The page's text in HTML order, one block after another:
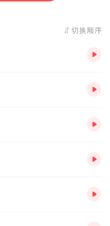
费试听，购买成功后，即可收
可通过页面右上方按钮，将页
。
，可以按以下步骤咨询在线客
-【帮助与反馈】”中咨询在线
客服，可关注【喜马拉雅付
询在线客服
切换顺序